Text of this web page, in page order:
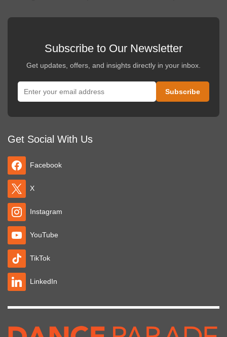
Subscribe to Our Newsletter
Get updates, offers, and insights directly in your inbox.
Get Social With Us
Facebook
X
Instagram
YouTube
TikTok
LinkedIn